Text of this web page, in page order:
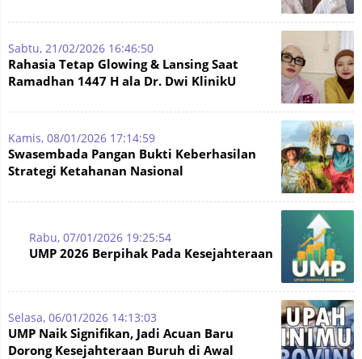
Sabtu, 21/02/2026 16:46:50
Rahasia Tetap Glowing & Lansing Saat
Ramadhan 1447 H ala Dr. Dwi KlinikU
Kamis, 08/01/2026 17:14:59
Swasembada Pangan Bukti Keberhasilan
Strategi Ketahanan Nasional
Rabu, 07/01/2026 19:25:54
UMP 2026 Berpihak Pada Kesejahteraan
Selasa, 06/01/2026 14:13:03
UMP Naik Signifikan, Jadi Acuan Baru
Dorong Kesejahteraan Buruh di Awal